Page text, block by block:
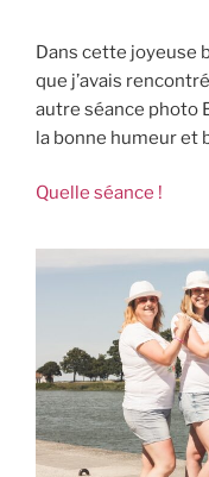
Dans cette joyeuse
que j’avais
autre séance photo
la bonne humeur et
Quelle séance !